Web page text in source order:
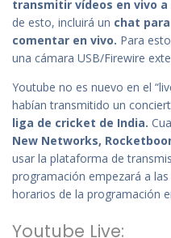
transmitir vídeos en vivo
de esto, incluirá un chat
comentar en vivo. Para
una cámara USB/Firewire
Youtube no es nuevo en el
habían transmitido un
liga de cricket de India.
New Networks,
usar la plataforma de
programación empezará a
horarios de la programación
Youtube Live: